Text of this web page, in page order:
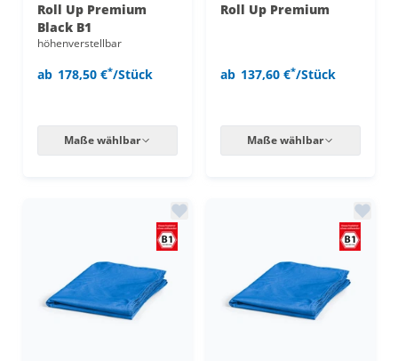
Roll Up Premium
Black B1
höhenverstellbar
ab 178,50 €*/Stück
Maße wählbar
Roll Up Premium
ab 137,60 €*/Stück
Maße wählbar